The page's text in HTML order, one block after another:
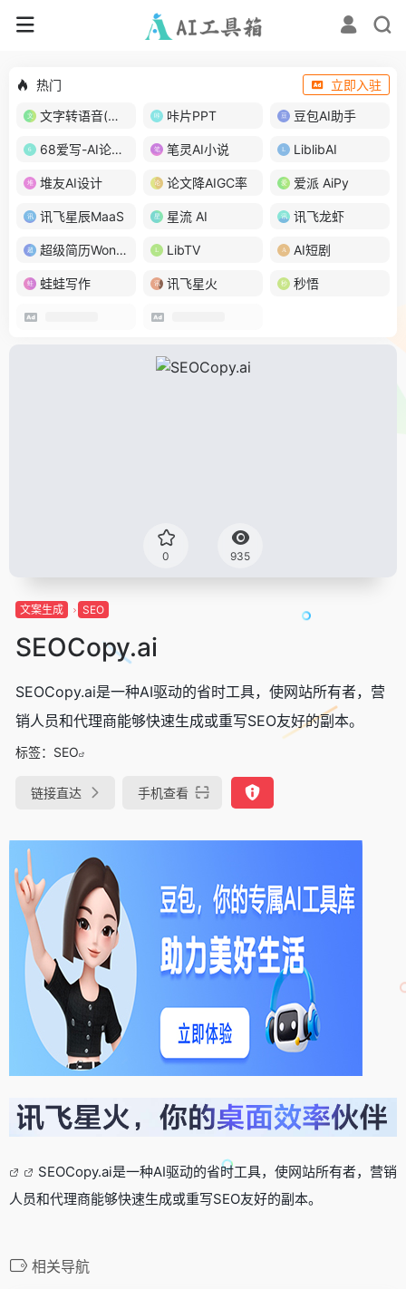
热门
立即入驻
文字转语音(琅琅配音)
咔片PPT 豆包AI助手
68爱写-AI论文写作 笔灵AI小说 LiblibAI
堆友AI设计 论文降AIGC率 爱派 AiPy
讯飞星辰MaaS 星流 AI 讯飞龙虾
超级简历WonderCV LibTV AI短剧
蛙蛙写作 讯飞星火 秒悟
0 935
文案生成 SEO
SEOCopy.ai
SEOCopy.ai是一种AI驱动的省时工具，使网站所有者，营
销人员和代理商能够快速生成或重写SEO友好的副本。
标签： SEO
链接直达 手机查看
SEOCopy.ai是一种AI驱动的省时工具，使网站所有者，营销
人员和代理商能够快速生成或重写SEO友好的副本。
相关导航